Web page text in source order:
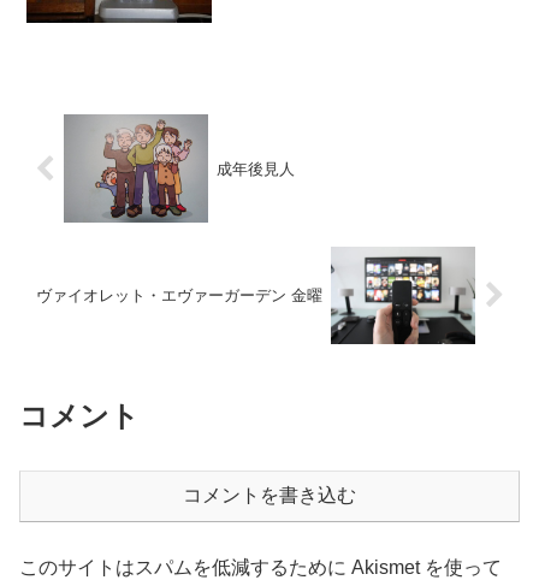
成年後見人
ヴァイオレット・エヴァーガーデン 金曜
コメント
コメントを書き込む
このサイトはスパムを低減するために Akismet を使って